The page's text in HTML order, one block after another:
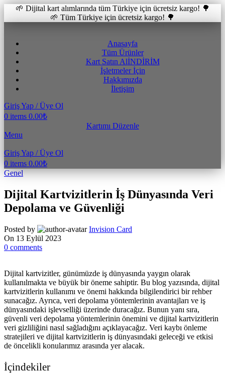
🌱 Dijital kart alımlarında tüm Türkiye için ücretsiz kargo! 🌳
🌱 Tüm Türkiye için ücretsiz kargo! 🌳
Anasayfa
Tüm Ürünler
Kart Satın AlİNDİRİM
İşletmeler İçin
Hakkımızda
İletişim
Giriş Yap / Üye Ol
0 items 0.00₺
Kartımı Düzenle
Menu
Giriş Yap / Üye Ol
0 items 0.00₺
Genel
Dijital Kartvizitlerin İş Dünyasında Veri
Depolama ve Güvenliği
Posted by
Invision Card
On 13 Eylül 2023
0 comments
Dijital kartvizitler, günümüzde iş dünyasında yaygın olarak
kullanılmakta ve büyük bir öneme sahiptir. Bu blog yazısında, dijital
kartvizitlerin kullanımı ve önemi hakkında bilgilendirici bir rehber
sunacağız. Ayrıca, veri depolama yöntemlerinin avantajları ve iş
dünyasındaki işlevselliği üzerinde duracağız. Bunun yanı sıra,
güvenli veri depolama yöntemlerinin önemini ve dijital kartvizitlerin
veri gizliliğini nasıl sağladığını açıklayacağız. Veri kaybı önleme
stratejileri ve dijital kartvizitlerin iş dünyasındaki geleceği ve etkisi
de öncelikli konularımız arasında yer alacak.
İçindekiler